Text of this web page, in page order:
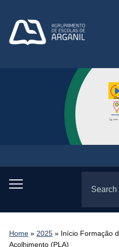
Toggle
menu
for:
Home» 2025» Início Formação
Acolhimento (PLA)